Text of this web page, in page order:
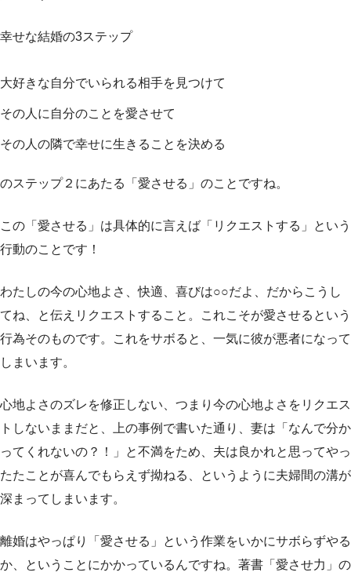
幸せな結婚の3ステップ
大好きな自分でいられる相手を見つけて
その人に自分のことを愛させて
その人の隣で幸せに生きることを決める
のステップ２にあたる「愛させる」のことですね。
この「愛させる」は具体的に言えば「リクエストする」という
行動のことです！
わたしの今の心地よさ、快適、喜びは○○だよ、だからこうし
てね、と伝えリクエストする こと。これこそが愛させるという
行為そのものです。これをサボると、一気に彼が悪者になって
しまいます。
心地よさのズレを修正しない、つまり今の心地よさをリクエス
トしないままだと、上の事例で書いた通り、妻は「なんで分か
ってくれないの？！」と不満をため、夫は良かれと思ってやっ
たたことが喜んでもらえず拗ねる、というように夫婦間の溝が
深まってしまいます。
離婚はやっぱり「愛させる」という作業をいかにサボらずやる
か、ということにかかっているんですね。著書「愛させ力」の